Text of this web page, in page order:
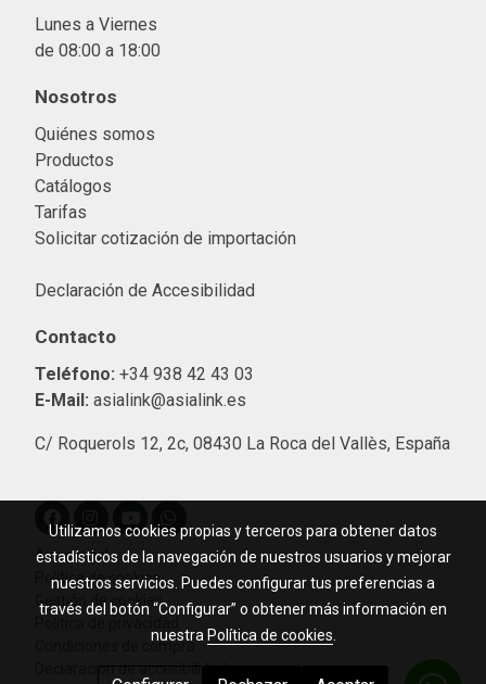
Lunes a Viernes
de 08:00 a 18:00
Nosotros
Quiénes somos
Productos
Catálogos
Tarifas
Solicitar cotización de importación
Declaración de Accesibilidad
Contacto
Teléfono: +34 938 42 43 03
E-Mail: asialink@asialink.es
C/ Roquerols 12, 2c, 08430 La Roca del Vallès, España
Aviso legal
Política de cookies
Gestión de cookies
Condiciones de compra
Utilizamos cookies propias y terceros para obtener datos
estadísticos de la navegación de nuestros usuarios y mejorar
nuestros servicios. Puedes configurar tus preferencias a
través del botón “Configurar” o obtener más información en
nuestra Política de cookies